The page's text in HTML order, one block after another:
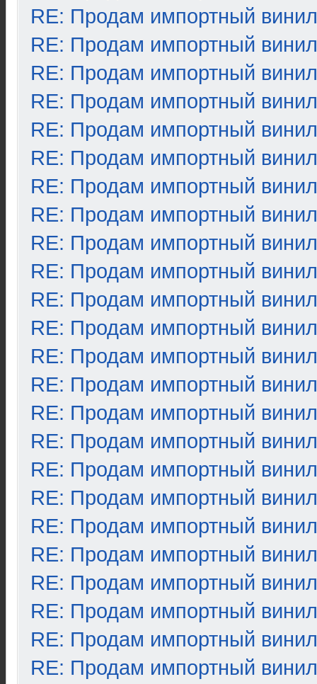
RE: Продам импортный винил
RE: Продам импортный винил
RE: Продам импортный винил
RE: Продам импортный винил
RE: Продам импортный винил
RE: Продам импортный винил
RE: Продам импортный винил
RE: Продам импортный винил
RE: Продам импортный винил
RE: Продам импортный винил
RE: Продам импортный винил
RE: Продам импортный винил
RE: Продам импортный винил
RE: Продам импортный винил
RE: Продам импортный винил
RE: Продам импортный винил
RE: Продам импортный винил
RE: Продам импортный винил
RE: Продам импортный винил
RE: Продам импортный винил
RE: Продам импортный винил
RE: Продам импортный винил
RE: Продам импортный винил
RE: Продам импортный винил